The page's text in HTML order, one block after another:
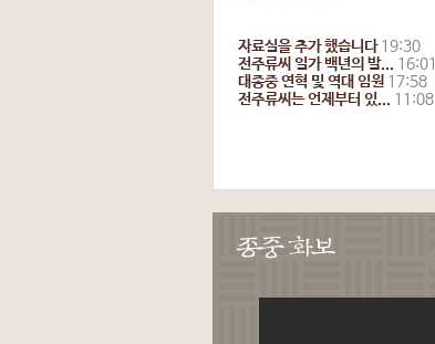
자료실을 추가 했습니다 19:30
전주류씨 일가 백년의 발... 16:01
대종중 연혁 및 역대 임원 17:58
전주류씨는 언제부터 있... 11:08